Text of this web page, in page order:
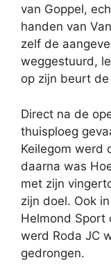
van Goppel,
handen van
zelf de
weggestuurd,
op zijn beurt
Direct na de
thuisploeg
Keilegom werd
daarna was
met zijn
zijn doel. Ook
Helmond Sport
werd Roda JC
gedrongen.